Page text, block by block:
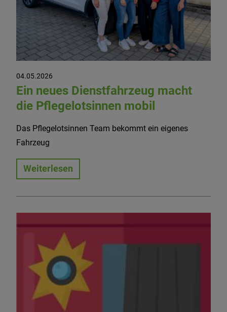
04.05.2026
Ein neues Dienstfahrzeug macht
die Pflegelotsinnen mobil
Das Pflegelotsinnen Team bekommt ein eigenes
Fahrzeug
Weiterlesen